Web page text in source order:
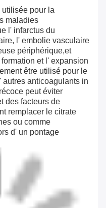
utilisée pour la
maladies
l' infarctus du
l' embolie vasculaire
périphérique,et
et l' expansion
être utilisé pour le
autres anticoagulants in
peut éviter
des facteurs de
remplacer le citrate
ou comme
d' un pontage